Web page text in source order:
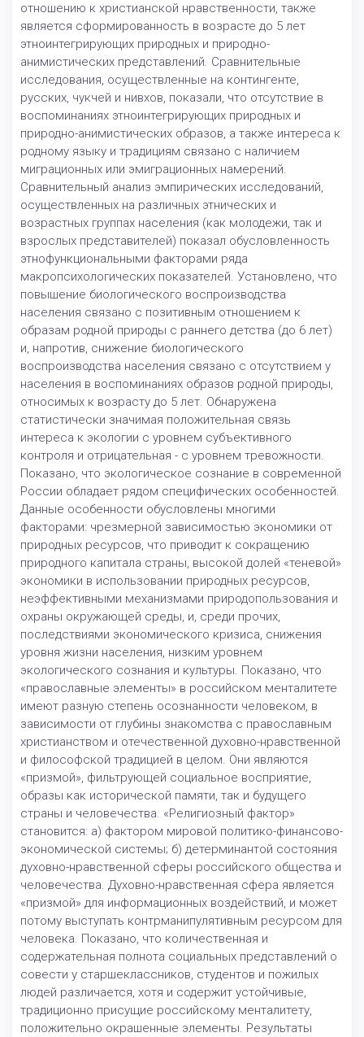
отношению к христианской нравственности, также
является сформированность в возрасте до 5 лет
этноинтегрирующих природных и природно-
анимистических представлений. Сравнительные
исследования, осуществленные на контингенте,
русских, чукчей и нивхов, показали, что отсутствие в
воспоминаниях этноинтегрирующих природных и
природно-анимистических образов, а также интереса к
родному языку и традициям связано с наличием
миграционных или эмиграционных намерений.
Сравнительный анализ эмпирических исследований,
осуществленных на различных этнических и
возрастных группах населения (как молодежи, так и
взрослых представителей) показал обусловленность
этнофункциональными факторами ряда
макропсихологических показателей. Установлено, что
повышение биологического воспроизводства
населения связано с позитивным отношением к
образам родной природы с раннего детства (до 6 лет)
и, напротив, снижение биологического
воспроизводства населения связано с отсутствием у
населения в воспоминаниях образов родной природы,
относимых к возрасту до 5 лет. Обнаружена
статистически значимая положительная связь
интереса к экологии с уровнем субъективного
контроля и отрицательная - с уровнем тревожности.
Показано, что экологическое сознание в современной
России обладает рядом специфических особенностей.
Данные особенности обусловлены многими
факторами: чрезмерной зависимостью экономики от
природных ресурсов, что приводит к сокращению
природного капитала страны, высокой долей «теневой»
экономики в использовании природных ресурсов,
неэффективными механизмами природопользования и
охраны окружающей среды, и, среди прочих,
последствиями экономического кризиса, снижения
уровня жизни населения, низким уровнем
экологического сознания и культуры. Показано, что
«православные элементы» в российском менталитете
имеют разную степень осознанности человеком, в
зависимости от глубины знакомства с православным
христианством и отечественной духовно-нравственной
и философской традицией в целом. Они являются
«призмой», фильтрующей социальное восприятие,
образы как исторической памяти, так и будущего
страны и человечества. «Религиозный фактор»
становится: а) фактором мировой политико-финансово-
экономической системы; б) детерминантой состояния
духовно-нравственной сферы российского общества и
человечества. Духовно-нравственная сфера является
«призмой» для информационных воздействий, и может
потому выступать контрманипулятивным ресурсом для
человека. Показано, что количественная и
содержательная полнота социальных представлений о
совести у старшеклассников, студентов и пожилых
людей различается, хотя и содержит устойчивые,
традиционно присущие российскому менталитету,
положительно окрашенные элементы. Результаты